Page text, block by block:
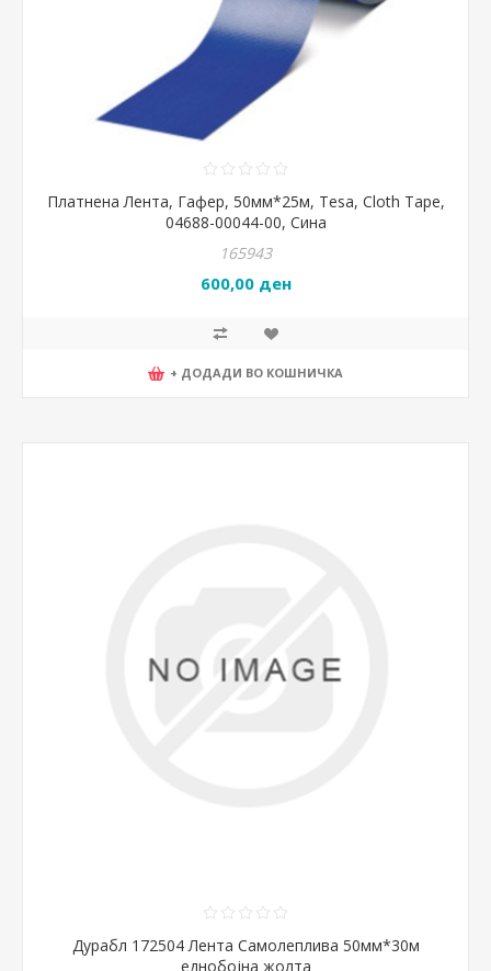
Платнена Лента, Гафер, 50мм*25м, Tesa, Cloth Tape,
04688-00044-00, Сина
165943
600,00 ден
+ ДОДАДИ ВО КОШНИЧКА
Дурабл 172504 Лента Самолеплива 50мм*30м
еднобојна жолта